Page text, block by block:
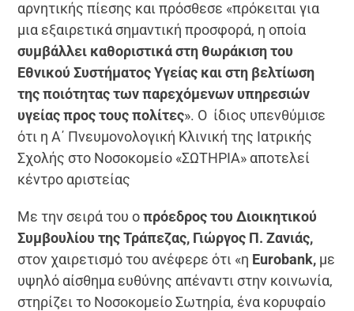
αρνητικής πίεσης και πρόσθεσε «πρόκειται για
μια εξαιρετικά σημαντική προσφορά, η οποία
συμβάλλει καθοριστικά στη θωράκιση του
Εθνικού Συστήματος Υγείας και στη βελτίωση
της ποιότητας των παρεχόμενων υπηρεσιών
υγείας προς τους πολίτες». Ο ίδιος υπενθύμισε
ότι η Α΄ Πνευμονολογική Κλινική της Ιατρικής
Σχολής στο Νοσοκομείο «ΣΩΤΗΡΙΑ» αποτελεί
κέντρο αριστείας
Με την σειρά του οπρόεδρος του Διοικητικού
Συμβουλίου της Τράπεζας, Γιώργος Π. Ζανιάς,
στον χαιρετισμό του ανέφερε ότι «η Eurobank, με
υψηλό αίσθημα ευθύνης απέναντι στην κοινωνία,
στηρίζει το Νοσοκομείο Σωτηρία, ένα κορυφαίο